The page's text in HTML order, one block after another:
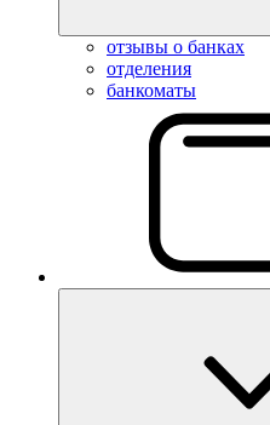
отзывы о банках
отделения
банкоматы